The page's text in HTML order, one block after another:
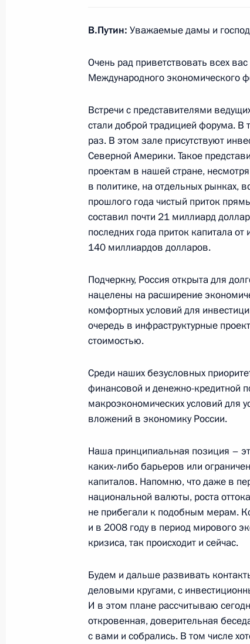
инвестиций Кириллом
23 июля 2014 года, 14:30
Встреча с членами
и представителями мирового
23 мая 2014 года, 20:40
Встреча с руководителем
(РФПИ) Кириллом Дмитриевым
26 июля 2026 года
Разделы сайта
Президента
События
Структура
Видео и фото
Документы
Поиск
Для СМИ
Подписаться
ресурсы
Текущий
Конституция
гражданам
возраста
Виртуальный
Кремлю
В.Путин: Уважаемые дамы и
Очень рад приветствовать всех
Международного экономического
Встречи с представителями
стали доброй традицией форума.
раз. В этом зале присутствуют
Северной Америки. Такое
проектам в нашей стране,
в политике, на отдельных рынках,
прошлого года чистый приток
составил почти 21 миллиард
последних года приток капитала
140 миллиардов долларов.
Подчеркну, Россия открыта для
нацелены на расширение
комфортных условий для
очередь в инфраструктурные
стоимостью.
Среди наших безусловных
финансовой и денежно-кредитной
макроэкономических условий для
вложений в экономику России.
Наша принципиальная позиция –
каких‑либо барьеров или
капиталов. Напомню, что даже в
национальной валюты, роста
не прибегали к подобным мерам.
и в 2008 году в период мирового
кризиса, так происходит и сейчас.
Будем и дальше развивать
деловыми кругами, с
И в этом плане рассчитываю
откровенная, доверительная
с вами и собрались. В том числе